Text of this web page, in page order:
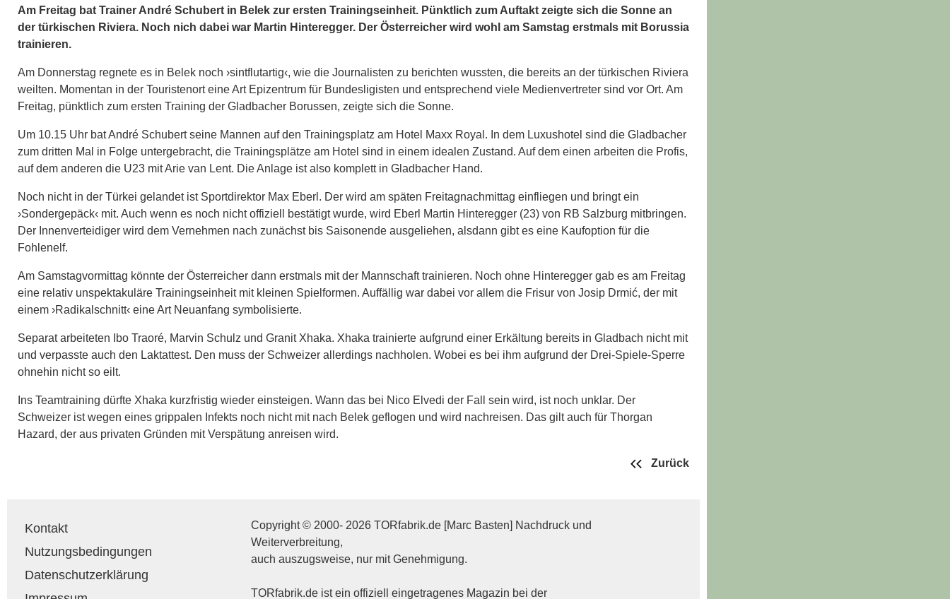
Am Freitag bat Trainer André Schubert in Belek zur ersten Trainingseinheit. Pünktlich zum Auftakt zeigte sich die Sonne an
der türkischen Riviera. Noch nich dabei war Martin Hinteregger. Der Österreicher wird wohl am Samstag erstmals mit Borussia
trainieren.
Am Donnerstag regnete es in Belek noch ›sintflutartig‹, wie die Journalisten zu berichten wussten, die bereits an der türkischen Riviera
weilten. Momentan in der Touristenort eine Art Epizentrum für Bundesligisten und entsprechend viele Medienvertreter sind vor Ort. Am
Freitag, pünktlich zum ersten Training der Gladbacher Borussen, zeigte sich die Sonne.
Um 10.15 Uhr bat André Schubert seine Mannen auf den Trainingsplatz am Hotel Maxx Royal. In dem Luxushotel sind die Gladbacher
zum dritten Mal in Folge untergebracht, die Trainingsplätze am Hotel sind in einem idealen Zustand. Auf dem einen arbeiten die Profis,
auf dem anderen die U23 mit Arie van Lent. Die Anlage ist also komplett in Gladbacher Hand.
Noch nicht in der Türkei gelandet ist Sportdirektor Max Eberl. Der wird am späten Freitagnachmittag einfliegen und bringt ein
›Sondergepäck‹ mit. Auch wenn es noch nicht offiziell bestätigt wurde, wird Eberl Martin Hinteregger (23) von RB Salzburg mitbringen.
Der Innenverteidiger wird dem Vernehmen nach zunächst bis Saisonende ausgeliehen, alsdann gibt es eine Kaufoption für die
Fohlenelf.
Am Samstagvormittag könnte der Österreicher dann erstmals mit der Mannschaft trainieren. Noch ohne Hinteregger gab es am Freitag
eine relativ unspektakuläre Trainingseinheit mit kleinen Spielformen. Auffällig war dabei vor allem die Frisur von Josip Drmić, der mit
einem ›Radikalschnitt‹ eine Art Neuanfang symbolisierte.
Separat arbeiteten Ibo Traoré, Marvin Schulz und Granit Xhaka. Xhaka trainierte aufgrund einer Erkältung bereits in Gladbach nicht mit
und verpasste auch den Laktattest. Den muss der Schweizer allerdings nachholen. Wobei es bei ihm aufgrund der Drei-Spiele-Sperre
ohnehin nicht so eilt.
Ins Teamtraining dürfte Xhaka kurzfristig wieder einsteigen. Wann das bei Nico Elvedi der Fall sein wird, ist noch unklar. Der
Schweizer ist wegen eines grippalen Infekts noch nicht mit nach Belek geflogen und wird nachreisen. Das gilt auch für Thorgan
Hazard, der aus privaten Gründen mit Verspätung anreisen wird.
Zurück
Kontakt
Nutzungsbedingungen
Datenschutzerklärung
Copyright © 2000- 2026 TORfabrik.de [Marc Basten] Nachdruck und
Weiterverbreitung,
auch auszugsweise, nur mit Genehmigung.
TORfabrik.de ist ein offiziell eingetragenes Magazin bei der